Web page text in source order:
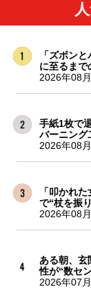
「ズボン
に至るまで
2026年08
手紙1枚で
バーニング
2026年08
「叩かれ
で“杖を振
2026年08
ある朝、
性が“数セ
2026年07